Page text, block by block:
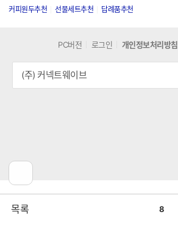
커피원두추천 선물세트추천 답례품추천
PC버전 로그인 개인정보처리방침
(주) 커넥트웨이브
목록 8